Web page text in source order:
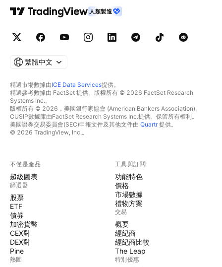
人類製造
繁體中文
精選市場數據由ICE Data Services提供。
精選參考數據由 FactSet 提供。版權所有 © 2026 FactSet Research
Systems Inc.。
版權所有 © 2026，美國銀行家協會 (American Bankers Association)。
CUSIP數據庫由FactSet Research Systems Inc.提供。保留所有權利。
美國證券交易委員會(SEC)申報文件及其他文件由 Quartr提供。
© 2026 TradingView, Inc.。
不僅是產品
超級圖表
篩選器
股票
ETF
債券
加密貨幣
CEX對
DEX對
Pine
熱圖
工具與訂閱
功能特色
價格
市場數據
禮物方案
交易
概要
經紀商
經紀商比較
The Leap
特別優惠